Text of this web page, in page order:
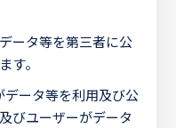
ータ等を第三者に公
す。
ータ等を利用及び公
びユーザーがデータ